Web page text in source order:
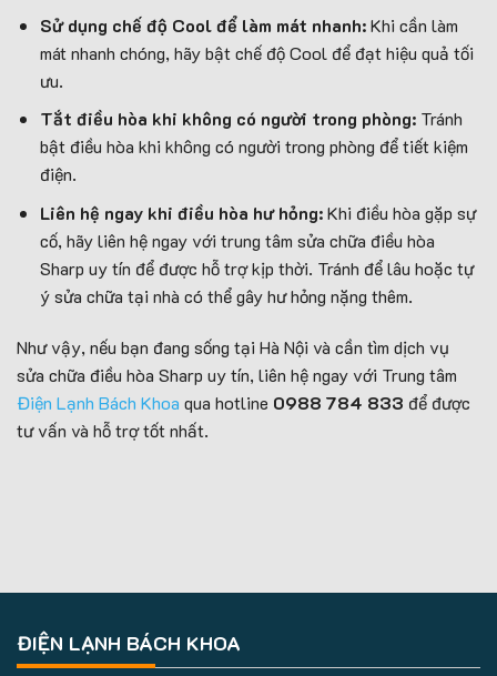
Sử dụng chế độ Cool để làm mát nhanh:Khi cần làm
mát nhanh chóng, hãy bật chế độ Cool để đạt hiệu quả tối
ưu.
Tắt điều hòa khi không có người trong phòng:Tránh
bật điều hòa khi không có người trong phòng để tiết kiệm
điện.
Liên hệ ngay khi điều hòa hư hỏng:Khi điều hòa gặp sự
cố, hãy liên hệ ngay với trung tâm sửa chữa điều hòa
Sharp uy tín để được hỗ trợ kịp thời. Tránh để lâu hoặc tự
ý sửa chữa tại nhà có thể gây hư hỏng nặng thêm.
Như vậy, nếu bạn đang sống tại Hà Nội và cần tìm dịch vụ
sửa chữa điều hòa Sharp uy tín, liên hệ ngay với Trung tâm
Điện Lạnh Bách Khoa qua hotline 0988 784 833 để được
tư vấn và hỗ trợ tốt nhất.
ĐIỆN LẠNH BÁCH KHOA